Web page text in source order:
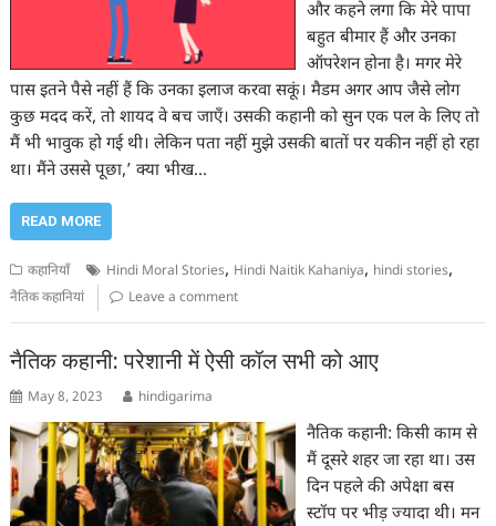
और कहने लगा कि मेरे पापा
बहुत बीमार हैं और उनका
ऑपरेशन होना है। मगर मेरे
पास इतने पैसे नहीं हैं कि उनका इलाज करवा सकूं। मैडम अगर आप जैसे लोग
कुछ मदद करें, तो शायद वे बच जाएँ। उसकी कहानी को सुन एक पल के लिए तो
मैं भी भावुक हो गई थी। लेकिन पता नहीं मुझे उसकी बातों पर यकीन नहीं हो रहा
था। मैंने उससे पूछा,’ क्या भीख…
READ MORE
कहानियाँ Hindi Moral Stories, Hindi Naitik Kahaniya, hindi stories,
नैतिक कहानियां Leave a comment
नैतिक कहानी: परेशानी में ऐसी कॉल सभी को आए
May 8, 2023 hindigarima
नैतिक कहानी: किसी काम से
मैं दूसरे शहर जा रहा था। उस
दिन पहले की अपेक्षा बस
स्टॉप पर भीड़ ज्यादा थी। मन